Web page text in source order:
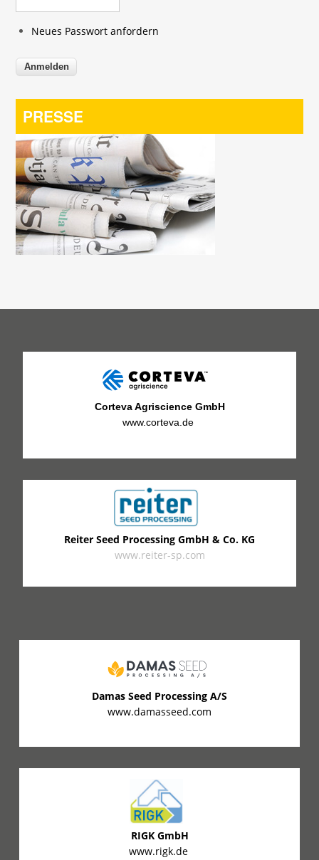
Neues Passwort anfordern
PRESSE
Corteva Agriscience GmbH
www.corteva.de
Reiter Seed Processing GmbH & Co. KG
www.reiter-sp.com
Damas Seed Processing A/S
www.damasseed.com
RIGK GmbH
www.rigk.de